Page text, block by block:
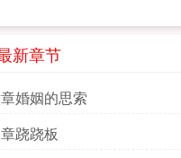
新章节
婚姻的思索
跷跷板